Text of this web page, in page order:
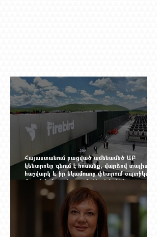
Հայաստանում բացված ամենամեծ ԱԲ
կենտրոնը գնում է հոսանք, վարձով տալիս
հաշվարկ և իր եկամուտը փնտրում
մալուխի մյուս ծայրում. ինչ է իրենից
ներկայացնում Firebird AI-ն